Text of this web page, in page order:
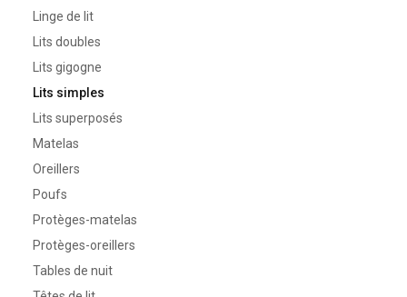
Linge de lit
Lits doubles
Lits gigogne
Lits simples
Lits superposés
Matelas
Oreillers
Poufs
Protèges-matelas
Protèges-oreillers
Tables de nuit